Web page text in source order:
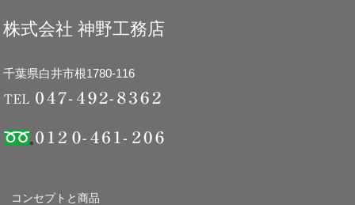
株式会社 神野工務店
千葉県白井市根1780-116
コンセプトと商品